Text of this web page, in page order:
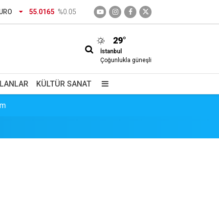
55.0165 %0.05
29°
İstanbul
Çoğunlukla güneşli
KÜLTÜR SANAT